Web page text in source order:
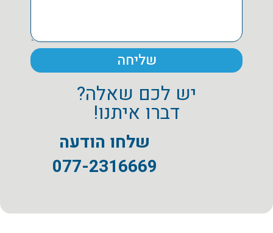
שליחה
יש לכם שאלה?
דברו איתנו!
שלחו הודעה
077-2316669